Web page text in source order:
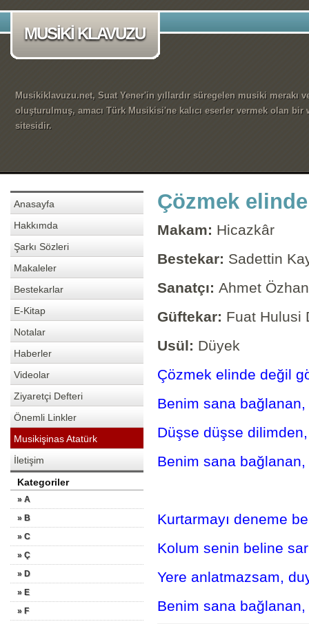
MUSİKİ KLAVUZU
Musikiklavuzu.net, Suat Yener'in yıllardır süregelen musiki merakı
oluşturulmuş, amacı Türk Musikisi'ne kalıcı eserler vermek olan bir
sitesidir.
Anasayfa
Hakkımda
Şarkı Sözleri
Makaleler
Bestekarlar
E-Kitap
Notalar
Haberler
Videolar
Ziyaretçi Defteri
Önemli Linkler
Musikişinas Atatürk
İletişim
Kategoriler
» A
» B
» C
» Ç
» D
» E
» F
Çözmek
Makam: Hicazkâr
Bestekar: Sadettin
Sanatçı: Ahmet Özhan
Güftekar: Fuat Hulusi
Usül: Düyek
Çözmek elinde değil
Benim sana
Düşse düşse
Benim sana
Kurtarmayı deneme
Kolum senin beline
Yere anlatmazsam,
Benim sana